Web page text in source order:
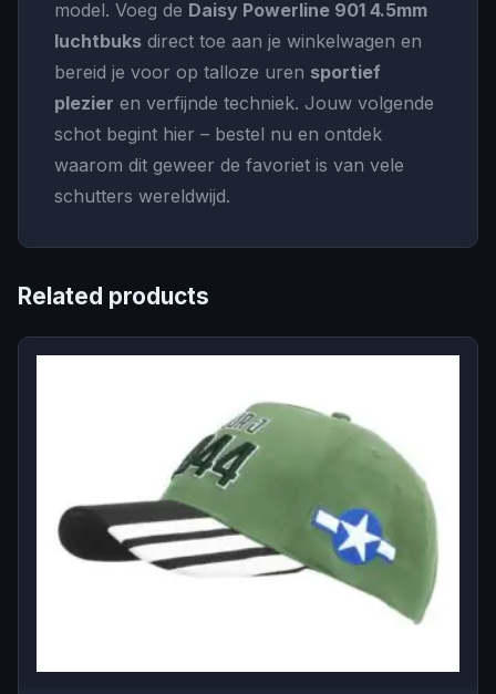
model. Voeg de Daisy Powerline 901 4.5mm
luchtbuks direct toe aan je winkelwagen en
bereid je voor op talloze uren sportief
plezier en verfijnde techniek. Jouw volgende
schot begint hier – bestel nu en ontdek
waarom dit geweer de favoriet is van vele
schutters wereldwijd.
Related products